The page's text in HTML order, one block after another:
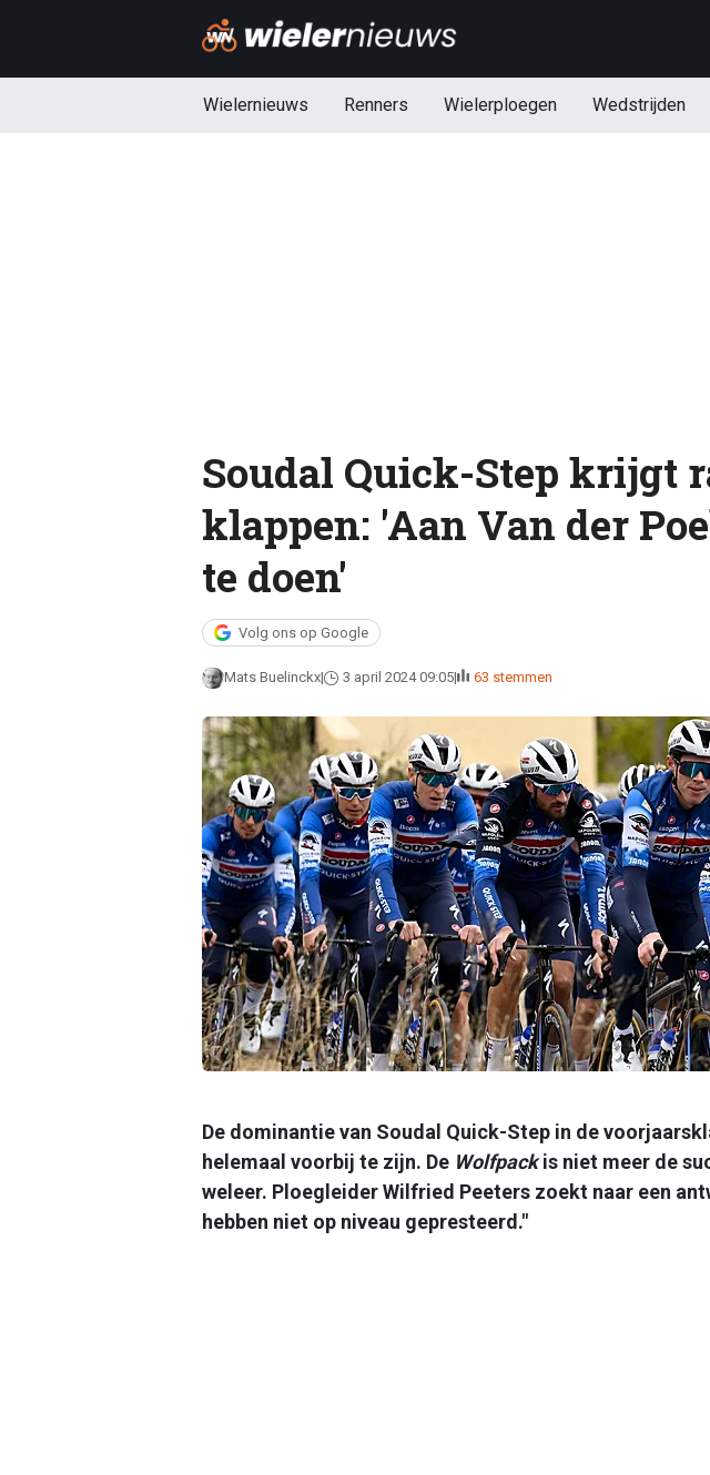
Wielernieuws Renners Wielerploegen Wedstrijden
Soudal Quick-Step krijgt
klappen: 'Aan Van der
te doen'
Volg ons op Google
Mats Buelinckx 3 april 2024 09:05 63 stemmen
De dominantie van Soudal Quick-Step in de
helemaal voorbij te zijn. De Wolfpackis niet meer de
weleer. Ploegleider Wilfried Peeters zoekt naar een
hebben niet op niveau gepresteerd."